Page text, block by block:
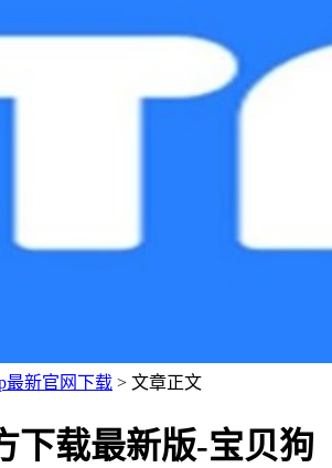
最新官网下载 > 文章正文
下载最新版-宝贝狗